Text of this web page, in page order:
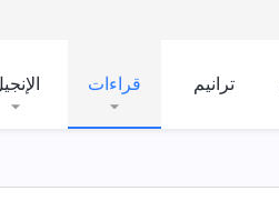
ترانيم قراءات